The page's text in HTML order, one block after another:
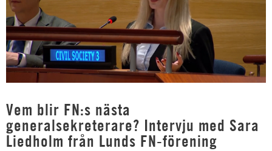
Vem blir FN:s nästa
generalsekreterare? Intervju med Sara
Liedholm från Lunds FN-förening